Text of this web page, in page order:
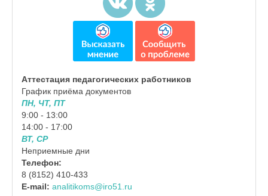
Аттестация педагогических работников
График приёма документов
ПН, ЧТ, ПТ
9:00 - 13:00
14:00 - 17:00
ВТ, СР
Неприемные дни
Телефон:
8 (8152) 410-433
E-mail: analitikoms@iro51.ru